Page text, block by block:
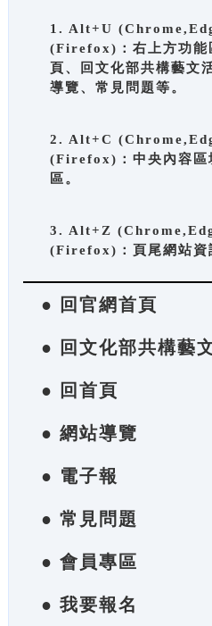
1. Alt+U
(Firefox)：右上方功能
頁、回文化部共構藝文
導覽、常見問題等。
2. Alt+C
(Firefox)：中央內容區
區。
3. Alt+Z
(Firefox)：頁尾網站資
● 回官網首頁
● 回文化部共構藝
● 回首頁
● 網站導覽
● 電子報
● 常見問題
● 會員專區
● 我要報名